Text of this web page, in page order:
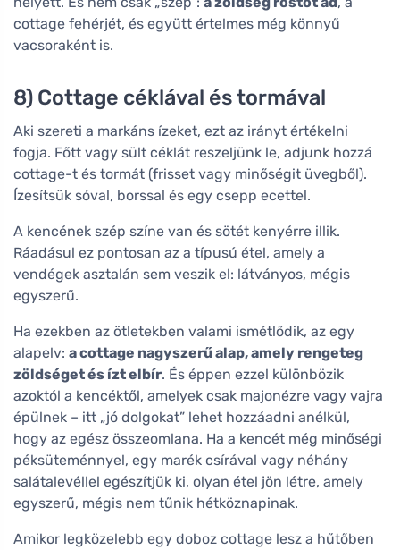
cottage fehérjét, és együtt értelmes még könnyű
vacsoraként is.
8) Cottage céklával és tormával
Aki szereti a markáns ízeket, ezt az irányt értékelni
fogja. Főtt vagy sült céklát reszeljünk le, adjunk hozzá
cottage-t és tormát (frisset vagy minőségit üvegből).
Ízesítsük sóval, borssal és egy csepp ecettel.
A kencének szép színe van és sötét kenyérre illik.
Ráadásul ez pontosan az a típusú étel, amely a
vendégek asztalán sem veszik el: látványos, mégis
egyszerű.
Ha ezekben az ötletekben valami ismétlődik, az egy
alapelv: a cottage nagyszerű alap, amely rengeteg
zöldséget és ízt elbír. És éppen ezzel különbözik
azoktól a kencéktől, amelyek csak majonézre vagy vajra
épülnek – itt „jó dolgokat” lehet hozzáadni anélkül,
hogy az egész összeomlana. Ha a kencét még minőségi
péksüteménnyel, egy marék csírával vagy néhány
salátalevéllel egészítjük ki, olyan étel jön létre, amely
egyszerű, mégis nem tűnik hétköznapinak.
Amikor legközelebb egy doboz cottage lesz a hűtőben